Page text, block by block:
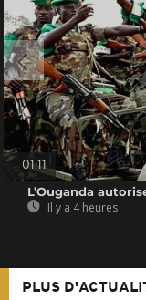
01:11
L’Ouganda
Il y a 4 heures
PLUS